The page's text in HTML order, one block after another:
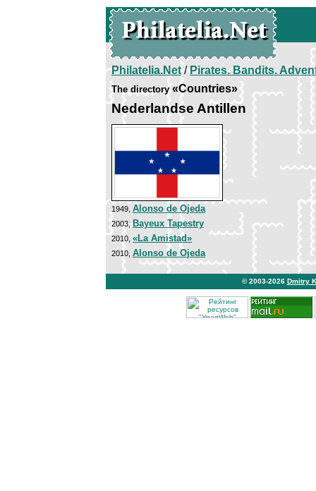
Philatelia.Net/Pirates. Bandits.
The directory«Countries»
Nederlandse Antillen
1949, Alonso de Ojeda
2003,Bayeux Tapestry
2010, «La Amistad»
2010, Alonso de Ojeda
© 2003-2026 Dmitry